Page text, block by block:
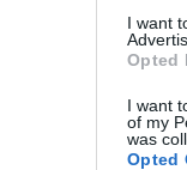
I want
Opted
I want
of my
was
Opted